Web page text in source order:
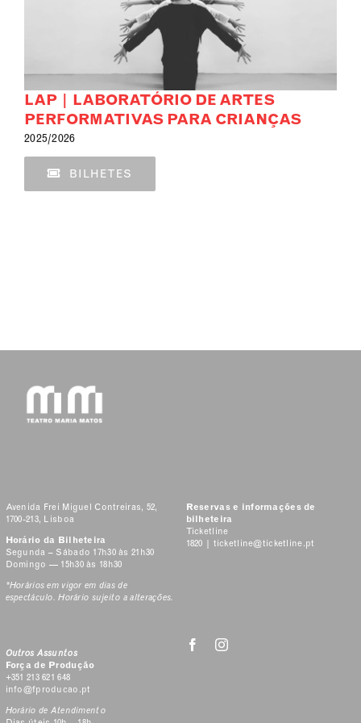
LAP | LABORATÓRIO DE ARTES
PERFORMATIVAS PARA CRIANÇAS
2025/2026
BILHETES
Avenida Frei Miguel Contreiras, 52,
1700-213, Lisboa
Horário da Bilheteira
Segunda – Sábado 17h30 às 21h30
Domingo — 15h30 às 18h30
*Horários em vigor em dias de
espectáculo. Horário sujeito a alterações.
Reservas e informações de
bilheteira
Ticketline
1820 | ticketline@ticketline.pt
Outros Assuntos
Força de Produção
+351 213 621 648
info@fproducao.pt
Horário de Atendimento